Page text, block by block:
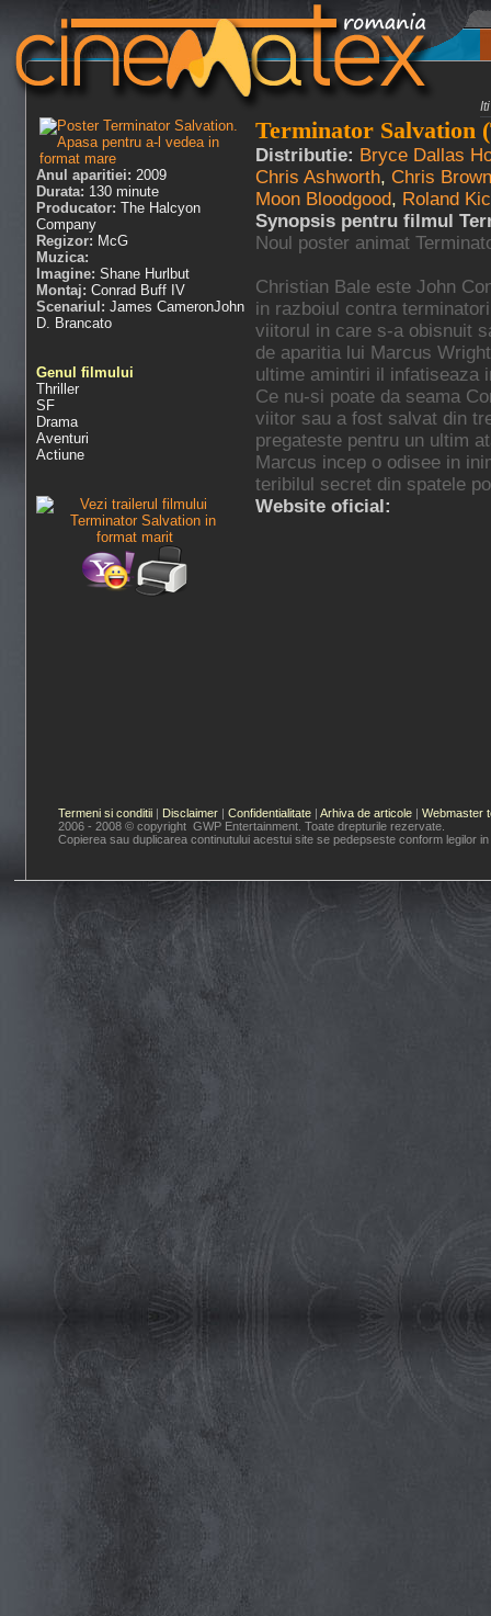
Anul aparitiei: 2009
Durata: 130 minute
Producator: The Halcyon
Company
Regizor: McG
Muzica:
Imagine: Shane Hurlbut
Montaj: Conrad Buff IV
Scenariul: James CameronJohn
D. Brancato
Genul filmului
Thriller
SF
Drama
Aventuri
Actiune
Terminator Salvation
Distributie: Bryce Dallas
Chris Ashworth, Chris
Moon Bloodgood, Roland
Synopsis pentru filmul
Noul poster animat
Christian Bale este John
in razboiul contra
viitorul in care s-a obisnuit
de aparitia lui Marcus
ultime amintiri il infatiseaza
Ce nu-si poate da seama
viitor sau a fost salvat din
pregateste pentru un ultim
Marcus incep o odisee in
teribilul secret din spatele
Website oficial:
Termeni si conditii | Disclaimer | Confidentialitate | Arhiva de articole | Webmaster
2006 - 2008 © copyright GWP Entertainment. Toate drepturile rezervate.
Copierea sau duplicarea continutului acestui site se pedepseste conform legilor